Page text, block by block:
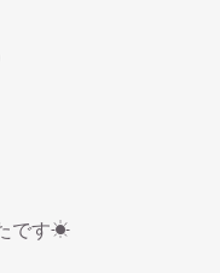
です☀︎